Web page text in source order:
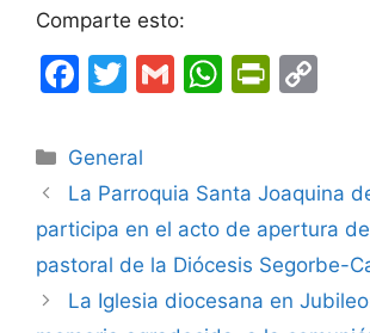
Comparte esto:
F
c
e
b
o
o
T
itt
er
G
l
W
s
A
p
p
Pr
ri
e
n
dl
y
Li
n
k
Categorías
General
La Parroquia Santa Joaquina
participa en el acto de apertura
pastoral de la Diócesis Segorbe-
La Iglesia diocesana en